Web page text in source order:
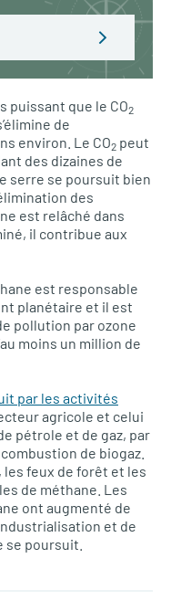
puissant que le CO2
de
environ. Le CO2 peut
des dizaines de
serre se poursuit bien
des
est relâché dans
il contribue aux
est responsable
planétaire et il est
pollution par ozone
moins un million de
par les activités
agricole et celui
pétrole et de gaz, par
de biogaz.
feux de forêt et les
de méthane. Les
ont augmenté de
et de
se poursuit.